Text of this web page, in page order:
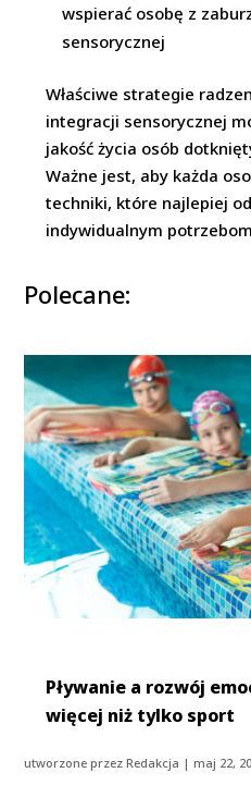
wspierać osobę z
sensorycznej
Właściwe strategie
integracji sensorycznej
jakość życia osób
Ważne jest, aby każda
techniki, które najlepiej
indywidualnym
Polecane:
Pływanie a rozwój
więcej niż tylko sport
utworzone przezRedakcja |maj 22,